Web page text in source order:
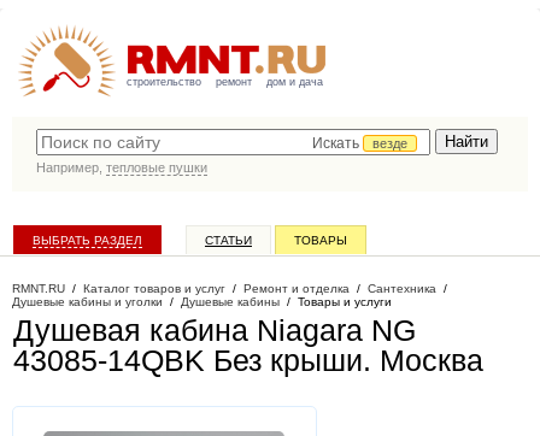
строительство ремонт дом и дача
Искать
везде
Например, тепловые пушки
ВЫБРАТЬ РАЗДЕЛ СТАТЬИ ТОВАРЫ
RMNT.RU / Каталог товаров и услуг / Ремонт и отделка / Сантехника /
Душевые кабины и уголки / Душевые кабины / Товары и услуги
Душевая кабина Niagara NG
43085-14QBK Без крыши. Москва